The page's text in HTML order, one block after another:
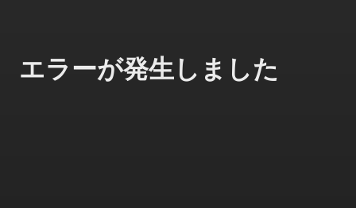
エラーが発生しました